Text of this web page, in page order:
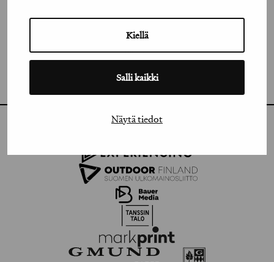
Kiellä
Salli kaikki
Näytä tiedot
FACEBOOK
VIMEO
FLICKR